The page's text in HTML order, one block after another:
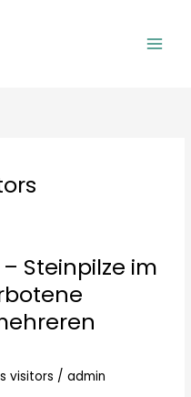
Steinpilze im
visitors /admin